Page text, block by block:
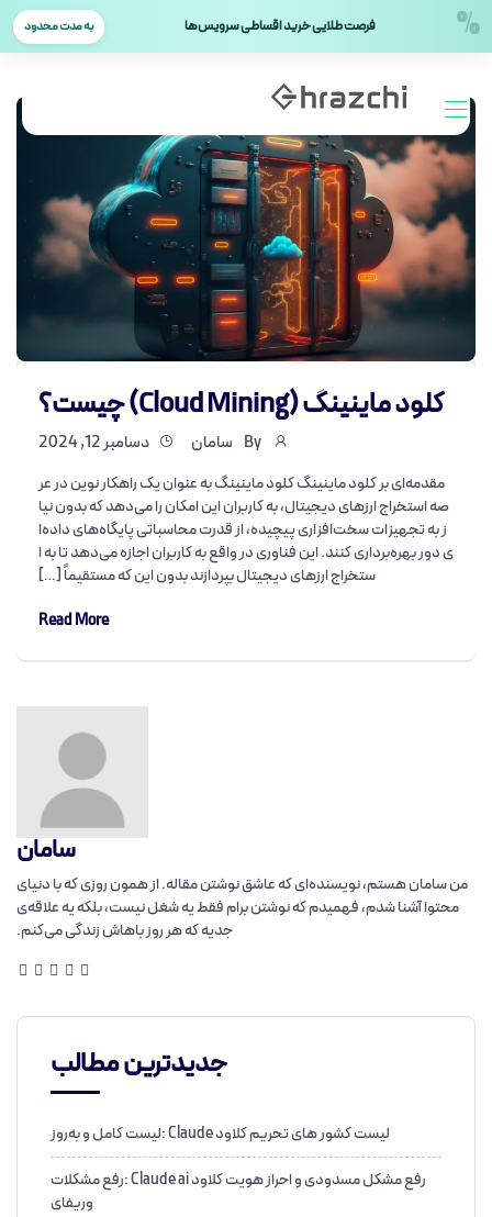
% فرصت طلایی خرید اقساطی سرویس‌ها به مدت محدود
کلود ماینینگ (Cloud Mining) چیست؟
سامان دسامبر 12, 2024
مقدمه‌ای بر کلود ماینینگ کلود ماینینگ به عنوان یک راهکار نوین در عر
صه استخراج ارزهای دیجیتال، به کاربران این امکان را می‌دهد که بدون نیا
ز به تجهیزات سخت‌افزاری پیچیده، از قدرت محاسباتی پایگاه‌های داده‌ا
ی دور بهره‌برداری کنند. این فناوری در واقع به کاربران اجازه می‌دهد تا به ا
ستخراج ارزهای دیجیتال بپردازند بدون این که مستقیماً […]
Read More
سامان
من سامان هستم، نویسنده‌ای که عاشق نوشتن مقاله‌. از همون روزی که با دنیای
محتوا آشنا شدم، فهمیدم که نوشتن برام فقط یه شغل نیست، بلکه یه علاقه‌ی
جدیه که هر روز باهاش زندگی می‌کنم.
جدیدترین مطالب
لیست کشور های تحریم کلاود Claude :لیست کامل و به‌روز
رفع مشکل مسدودی و احراز هویت کلاود Claude ai :رفع مشکلات
وریفای